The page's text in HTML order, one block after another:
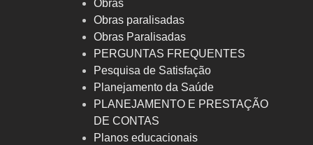
Obras
Obras paralisadas
Obras Paralisadas
PERGUNTAS FREQUENTES
Pesquisa de Satisfação
Planejamento da Saúde
PLANEJAMENTO E PRESTAÇÃO
DE CONTAS
Planos educacionais